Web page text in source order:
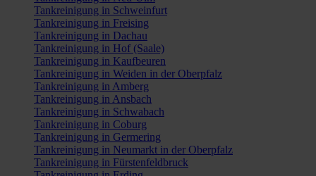
Tankreinigung in Schweinfurt
Tankreinigung in Freising
Tankreinigung in Dachau
Tankreinigung in Hof (Saale)
Tankreinigung in Kaufbeuren
Tankreinigung in Weiden in der Oberpfalz
Tankreinigung in Amberg
Tankreinigung in Ansbach
Tankreinigung in Schwabach
Tankreinigung in Coburg
Tankreinigung in Germering
Tankreinigung in Neumarkt in der Oberpfalz
Tankreinigung in Fürstenfeldbruck